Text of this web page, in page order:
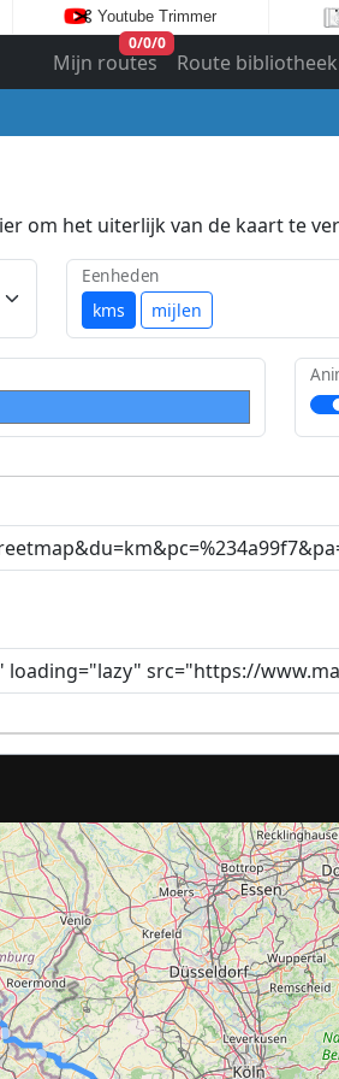
Youtube Trimmer
Mijn routes
0/0/0
Route bibliotheek
om het uiterlijk van de kaart te
kms mijlen
Eenheden